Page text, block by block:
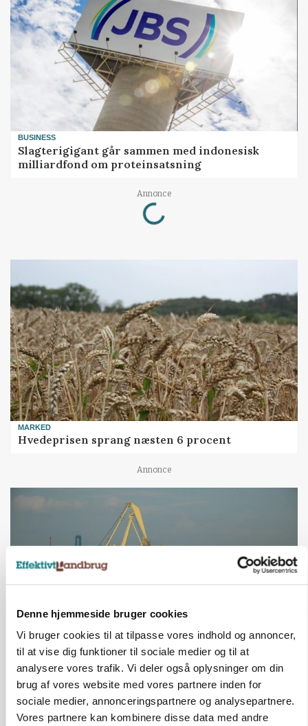
Denne hjemmeside bruger cookies
Vi bruger cookies til at tilpasse vores indhold og annoncer,
til at vise dig funktioner til sociale medier og til at
analysere vores trafik. Vi deler også oplysninger om din
brug af vores website med vores partnere inden for
sociale medier, annonceringspartnere og analysepartnere.
Vores partnere kan kombinere disse data med andre
BUSINESS
Slagterigigant går sammen med indonesisk
milliardfond om proteinsatsning
Annonce
Loading...
MARKED
Hvedeprisen sprang næsten 6 procent
Annonce
MARKED
Tysk industri trodser energipres og kinesisk
konkurrence
Annonce